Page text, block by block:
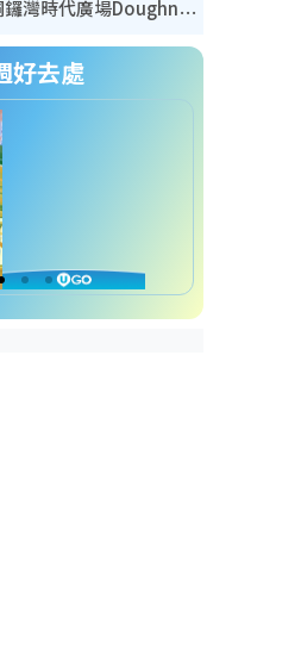
開倉優惠｜銅鑼灣時代廣場Doughnut/Campo Marzio開倉低至1折！背囊、書包、手袋劈價$200起
好去處